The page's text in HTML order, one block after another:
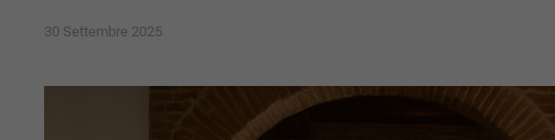
30 Settembre 2025